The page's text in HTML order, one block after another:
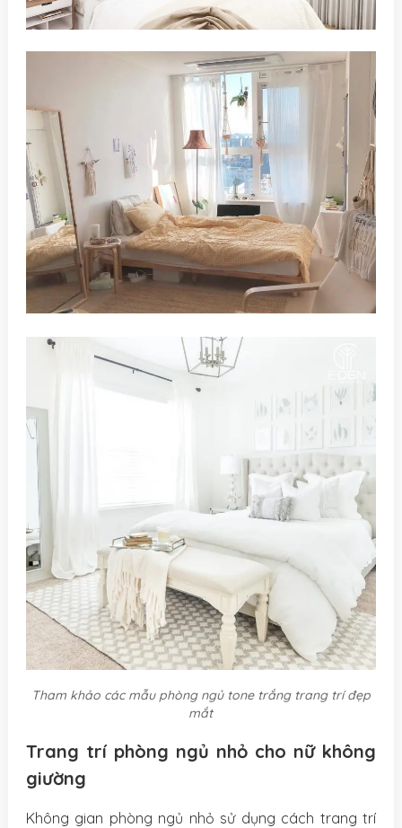
Tham khảo các mẫu phòng ngủ tone trắng trang trí đẹp
mắt
Trang trí phòng ngủ nhỏ cho nữ không
giường
Không gian phòng ngủ nhỏ sử dụng cách trang trí